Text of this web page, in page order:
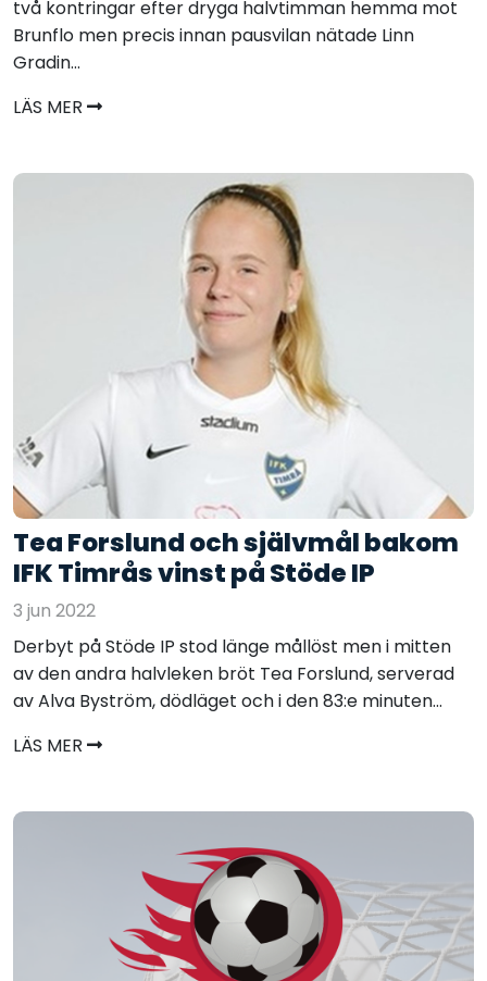
två kontringar efter dryga halvtimman hemma mot
Brunflo men precis innan pausvilan nätade Linn
Gradin...
LÄS MER
Tea Forslund och självmål bakom
IFK Timrås vinst på Stöde IP
3 jun 2022
Derbyt på Stöde IP stod länge mållöst men i mitten
av den andra halvleken bröt Tea Forslund, serverad
av Alva Byström, dödläget och i den 83:e minuten...
LÄS MER